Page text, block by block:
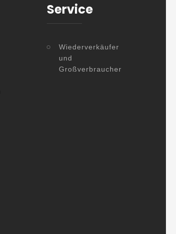
Service
Wiederverkäufer
und
Großverbraucher